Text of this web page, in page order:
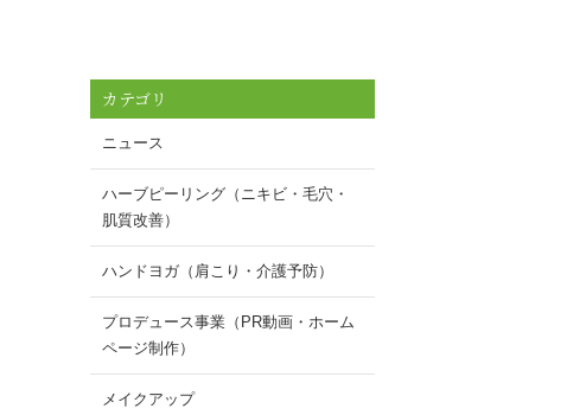
カテゴリ
ニュース
ハーブピーリング（ニキビ・毛穴・
肌質改善）
ハンドヨガ（肩こり・介護予防）
プロデュース事業（PR動画・ホーム
ページ制作）
メイクアップ